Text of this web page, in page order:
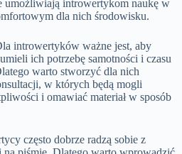
umożliwiają introwertykom naukę w
dla nich środowisku.
introwertyków ważne jest, aby
ich potrzebę samotności i czasu
warto stworzyć dla nich
w których będą mogli
i omawiać materiał w sposób
często dobrze radzą sobie z